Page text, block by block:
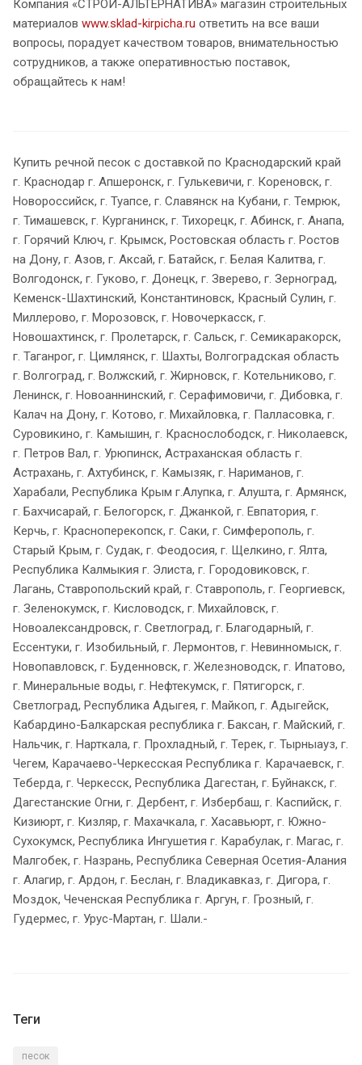
Компания «СТРОЙ-АЛЬТЕРНАТИВА» магазин строительных
материалов www.sklad-kirpicha.ru ответить на все ваши
вопросы, порадует качеством товаров, внимательностью
сотрудников, а также оперативностью поставок,
обращайтесь к нам!
Купить речной песок с доставкой по Краснодарский край
г. Краснодар г. Апшеронск, г. Гулькевичи, г. Кореновск, г.
Новороссийск, г. Туапсе, г. Славянск на Кубани, г. Темрюк,
г. Тимашевск, г. Курганинск, г. Тихорецк, г. Абинск, г. Анапа,
г. Горячий Ключ, г. Крымск, Ростовская область г. Ростов
на Дону, г. Азов, г. Аксай, г. Батайск, г. Белая Калитва, г.
Волгодонск, г. Гуково, г. Донецк, г. Зверево, г. Зерноград,
Кеменск-Шахтинский, Константиновск, Красный Сулин, г.
Миллерово, г. Морозовск, г. Новочеркасск, г.
Новошахтинск, г. Пролетарск, г. Сальск, г. Семикаракорск,
г. Таганрог, г. Цимлянск, г. Шахты, Волгоградская область
г. Волгоград, г. Волжский, г. Жирновск, г. Котельниково, г.
Ленинск, г. Новоаннинский, г. Серафимовичи, г. Дибовка, г.
Калач на Дону, г. Котово, г. Михайловка, г. Палласовка, г.
Суровикино, г. Камышин, г. Краснослободск, г. Николаевск,
г. Петров Вал, г. Урюпинск, Астраханская область г.
Астрахань, г. Ахтубинск, г. Камызяк, г. Нариманов, г.
Харабали, Республика Крым г.Алупка, г. Алушта, г. Армянск,
г. Бахчисарай, г. Белогорск, г. Джанкой, г. Евпатория, г.
Керчь, г. Красноперекопск, г. Саки, г. Симферополь, г.
Старый Крым, г. Судак, г. Феодосия, г. Щелкино, г. Ялта,
Республика Калмыкия г. Элиста, г. Городовиковск, г.
Лагань, Ставропольский край, г. Ставрополь, г. Георгиевск,
г. Зеленокумск, г. Кисловодск, г. Михайловск, г.
Новоалександровск, г. Светлоград, г. Благодарный, г.
Ессентуки, г. Изобильный, г. Лермонтов, г. Невинномыск, г.
Новопавловск, г. Буденновск, г. Железноводск, г. Ипатово,
г. Минеральные воды, г. Нефтекумск, г. Пятигорск, г.
Светлоград, Республика Адыгея, г. Майкоп, г. Адыгейск,
Кабардино-Балкарская республика г. Баксан, г. Майский, г.
Нальчик, г. Нарткала, г. Прохладный, г. Терек, г. Тырныауз, г.
Чегем, Карачаево-Черкесская Республика г. Карачаевск, г.
Теберда, г. Черкесск, Республика Дагестан, г. Буйнакск, г.
Дагестанские Огни, г. Дербент, г. Избербаш, г. Каспийск, г.
Кизиюрт, г. Кизляр, г. Махачкала, г. Хасавьюрт, г. Южно-
Сухокумск, Республика Ингушетия г. Карабулак, г. Магас, г.
Малгобек, г. Назрань, Республика Северная Осетия-Алания
г. Алагир, г. Ардон, г. Беслан, г. Владикавказ, г. Дигора, г.
Моздок, Чеченская Республика г. Аргун, г. Грозный, г.
Гудермес, г. Урус-Мартан, г. Шали.-
Теги
песок